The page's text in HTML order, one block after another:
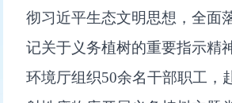
彻习近平生态文明思想，全面
记关于义务植树的重要指示精
环境厅组织50余名干部职工，